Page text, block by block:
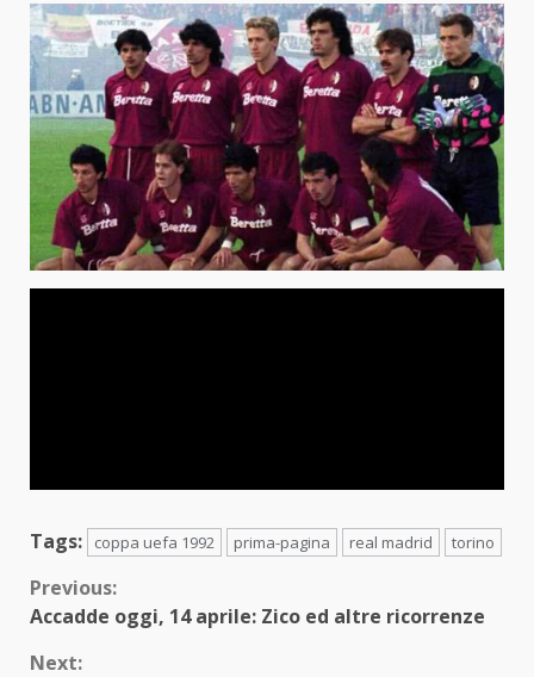
Tags: coppa uefa 1992 prima-pagina real madrid torino
Continue
Reading
Previous:
Accadde oggi, 14 aprile: Zico ed altre ricorrenze
Next: